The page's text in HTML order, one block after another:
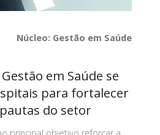
Núcleo: Gestão em Saúde
em Saúde se
para fortalecer
do setor